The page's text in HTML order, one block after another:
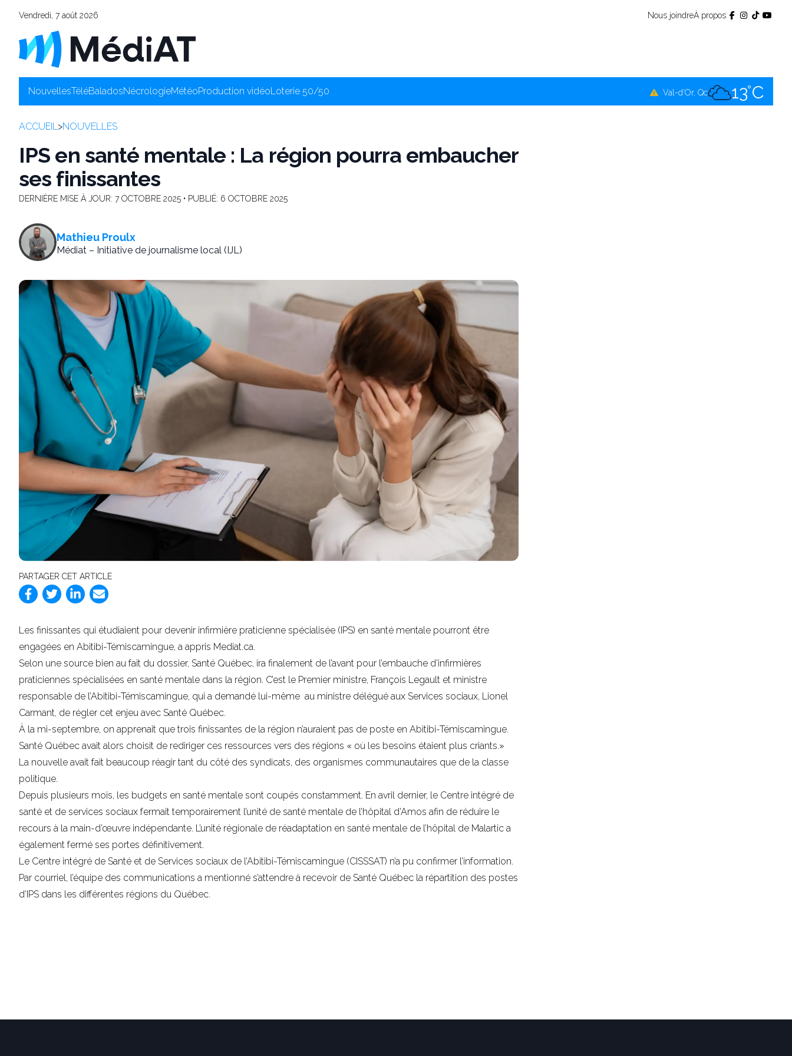
Vendredi, 7 août 2026 Nous joindreÀ propos
NouvellesTéléBaladosNécrologieMétéoProduction vidéoLoterie 50/50 Val-d'Or, Qc 13°C
ACCUEIL>NOUVELLES
IPS en santé mentale : La région pourra embaucher
ses finissantes
DERNIÈRE MISE À JOUR: 7 OCTOBRE 2025 • PUBLIÉ: 6 OCTOBRE 2025
Mathieu Proulx
Médiat – Initiative de journalisme local (IJL)
PARTAGER CET ARTICLE
Les finissantes qui étudiaient pour devenir infirmière praticienne spécialisée (IPS) en santé mentale pourront être
engagées en Abitibi-Témiscamingue, a appris Mediat.ca.
Selon une source bien au fait du dossier, Santé Québec, ira finalement de l’avant pour l’embauche d’infirmières
praticiennes spécialisées en santé mentale dans la région. C’est le Premier ministre, François Legault et ministre
responsable de l’Abitibi-Témiscamingue, qui a demandé lui-même au ministre délégué aux Services sociaux, Lionel
Carmant, de régler cet enjeu avec Santé Québec.
À la mi-septembre, on apprenait que trois finissantes de la région n’auraient pas de poste en Abitibi-Témiscamingue.
Santé Québec avait alors choisit de rediriger ces ressources vers des régions « où les besoins étaient plus criants.»
La nouvelle avait fait beaucoup réagir tant du côté des syndicats, des organismes communautaires que de la classe
politique.
Depuis plusieurs mois, les budgets en santé mentale sont coupés constamment. En avril dernier, le Centre intégré de
santé et de services sociaux fermait temporairement l’unité de santé mentale de l’hôpital d’Amos afin de réduire le
recours à la main-d’œuvre indépendante. L’unité régionale de réadaptation en santé mentale de l’hôpital de Malartic a
également fermé ses portes définitivement.
Le Centre intégré de Santé et de Services sociaux de l’Abitibi-Témiscamingue (CISSSAT) n’a pu confirmer l’information.
Par courriel, l’équipe des communications a mentionné s’attendre à recevoir de Santé Québec la répartition des postes
d’IPS dans les différentes régions du Québec.